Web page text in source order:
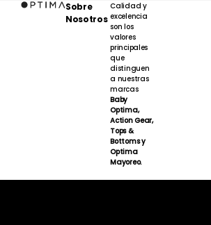
Sobre
Nosotros
Calidad y
excelencia
son los
valores
principales
que
distinguen
a nuestras
marcas
Baby
Optima,
Action Gear,
Tops &
Bottoms y
Optima
Mayoreo.